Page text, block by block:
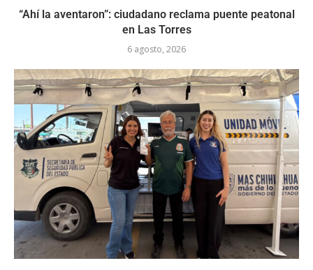
“Ahí la aventaron”: ciudadano reclama puente peatonal
en Las Torres
6 agosto, 2026